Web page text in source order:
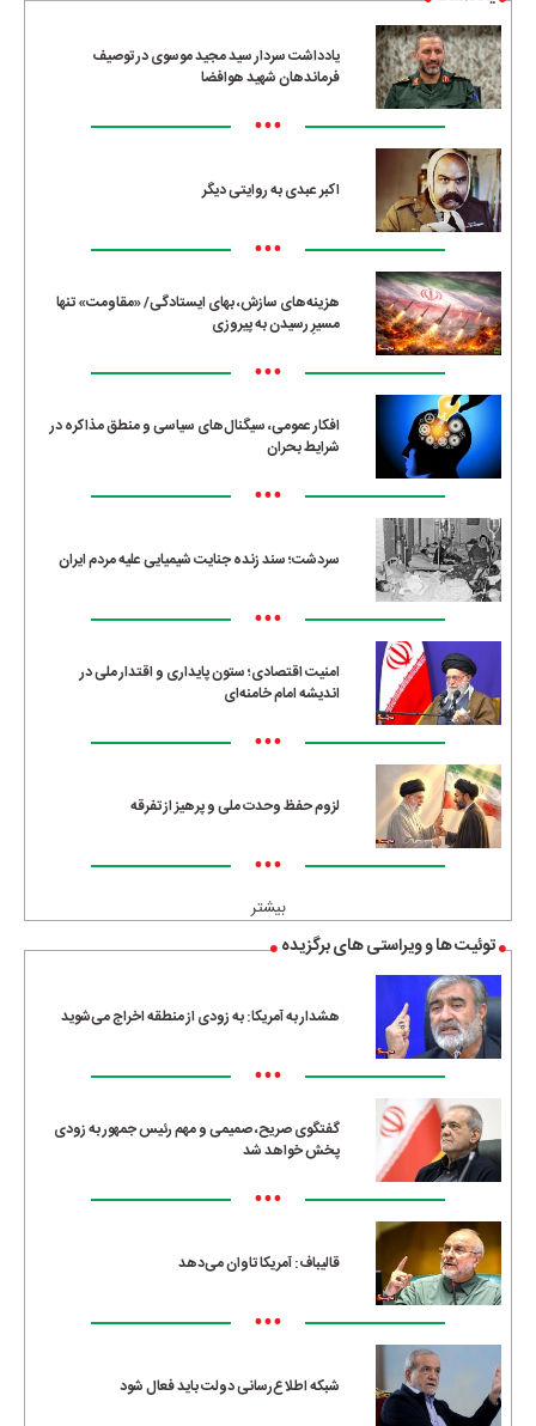
یادداشت سردار سید مجید موسوی در توصیف
فرماندهان شهید هوافضا
•••
اکبر عبدی به روایتی دیگر
•••
هزینه‌های سازش، بهای ایستادگی/ «مقاومت» تنها
مسیرِ رسیدن به پیروزی
•••
افکار عمومی، سیگنال‌های سیاسی و منطق مذاکره در
شرایط بحران
•••
سردشت؛ سند زنده جنایت شیمیایی علیه مردم ایران
•••
امنیت اقتصادی؛ ستون پایداری و اقتدار ملی در
اندیشه امام خامنه‌ای
•••
لزوم حفظ وحدت ملی و پرهیز از تفرقه
•••
بیشتر
توئیت ها و ویراستی های برگزیده
هشدار به آمریکا: به زودی از منطقه اخراج می‌شوید
•••
گفتگوی صریح، صمیمی و مهم رئیس جمهور به زودی
پخش خواهد شد
•••
قالیباف: آمریکا تاوان می‌دهد
•••
شبکه اطلاع‌رسانی دولت باید فعال شود